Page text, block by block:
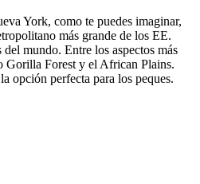
York, como te puedes imaginar,
más grande de los EE.
mundo. Entre los aspectos más
Gorilla Forest y el African Plains.
opción perfecta para los peques.